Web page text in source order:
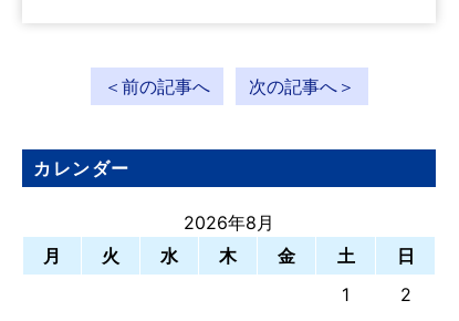
＜前の記事へ 次の記事へ＞
カレンダー
2026年8月
月
火 水 木 金 土
日
1
2